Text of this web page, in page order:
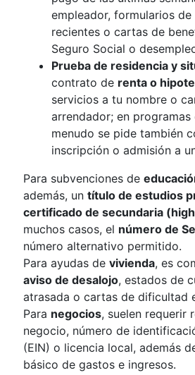
empleador, formularios
recientes o cartas de
Seguro Social o
Prueba de residencia y
contrato de renta o
servicios a tu nombre o
arrendador; en programas
menudo se pide también
inscripción o admisión a
Para subvenciones de
además, un título de estudios
certificado de secundaria
muchos casos, el número de
número alternativo permitido.
Para ayudas de vivienda, es
aviso de desalojo, estados de
atrasada o cartas de dificultad
Para negocios, suelen requerir
negocio, número de
(EIN) o licencia local, además
básico de gastos e ingresos.